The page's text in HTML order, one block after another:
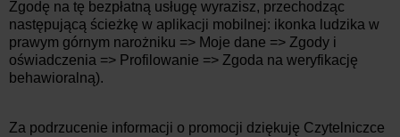
Zgodę na tę bezpłatną usługę wyrazisz, przechodząc
następującą ścieżkę w aplikacji mobilnej: ikonka ludzika w
prawym górnym narożniku => Moje dane => Zgody i
oświadczenia => Profilowanie => Zgoda na weryfikację
behawioralną).
Za podrzucenie informacji o promocji dziękuję Czytelniczce